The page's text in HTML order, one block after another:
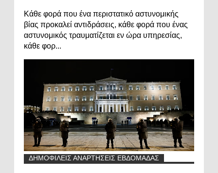
Κάθε φορά που ένα περιστατικό αστυνομικής
βίας προκαλεί αντιδράσεις, κάθε φορά που ένας
αστυνομικός τραυματίζεται εν ώρα υπηρεσίας,
κάθε φορ...
ΔΗΜΟΦΙΛΕΙΣ ΑΝΑΡΤΗΣΕΙΣ ΕΒΔΟΜΑΔΑΣ